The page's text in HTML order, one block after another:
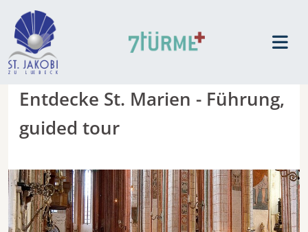
Entdecke St. Marien - Führung,
guided tour